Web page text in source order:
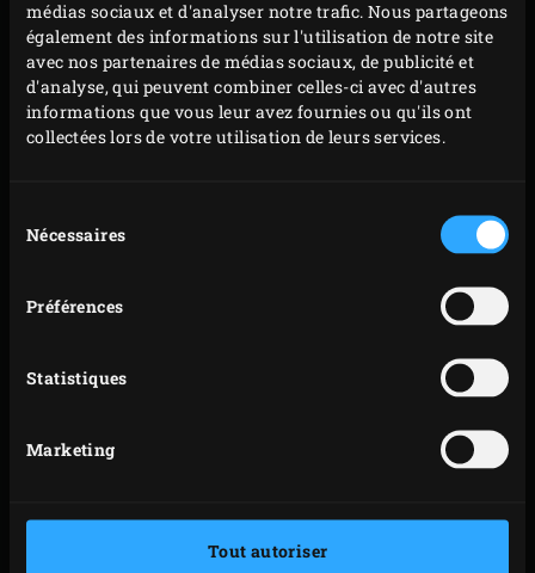
médias sociaux et d'analyser notre trafic. Nous partageons
également des informations sur l'utilisation de notre site
avec nos partenaires de médias sociaux, de publicité et
d'analyse, qui peuvent combiner celles-ci avec d'autres
informations que vous leur avez fournies ou qu'ils ont
collectées lors de votre utilisation de leurs services.
duNécessaires
Préférences
Statistiques
Marketing
Tout autoriser
sur un plan de travail préalablement fariné (vous
pouvez également les recouvrir d’un film plastique
et les aplatir à l’aide d’une casserole).